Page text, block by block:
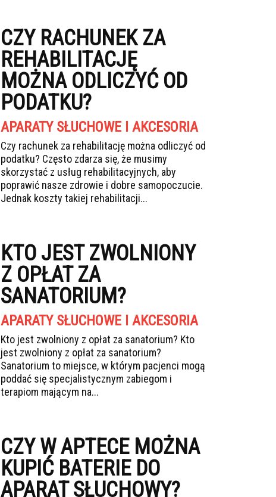
CZY RACHUNEK ZA
REHABILITACJĘ
MOŻNA ODLICZYĆ OD
PODATKU?
APARATY SŁUCHOWE I AKCESORIA
Czy rachunek za rehabilitację można odliczyć od
podatku? Często zdarza się, że musimy
skorzystać z usług rehabilitacyjnych, aby
poprawić nasze zdrowie i dobre samopoczucie.
Jednak koszty takiej rehabilitacji...
KTO JEST ZWOLNIONY
Z OPŁAT ZA
SANATORIUM?
APARATY SŁUCHOWE I AKCESORIA
Kto jest zwolniony z opłat za sanatorium? Kto
jest zwolniony z opłat za sanatorium?
Sanatorium to miejsce, w którym pacjenci mogą
poddać się specjalistycznym zabiegom i
terapiom mającym na...
CZY W APTECE MOŻNA
KUPIĆ BATERIE DO
APARAT SŁUCHOWY?